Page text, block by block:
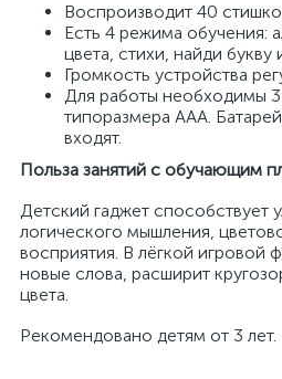
Воспроизводит 40
Есть 4 режима обучения:
цвета, стихи, найди букву
Громкость устройства
Для работы необходимы 3
типоразмера AAA.
входят.
Польза занятий с обучающим
Детский гаджет способствует
логического мышления,
восприятия. В лёгкой игровой
новые слова, расширит
цвета.
Рекомендовано детям от 3 лет.